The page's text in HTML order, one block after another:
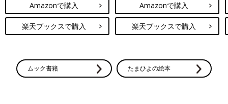
Amazonで購入
楽天ブックスで購入
Amazonで購入
楽天ブックスで購入
ムック書籍 たまひよの絵本